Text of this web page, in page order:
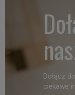
Dołącz
ciekawe